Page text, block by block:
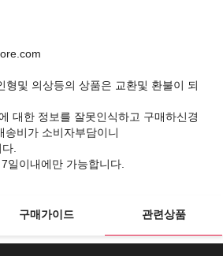
형및 의상등의 상품은 교환및 환불이 되
대한 정보를 잘못인식하고 구매하신경
송비가 소비자부담이니
.
구매가이드 관련상품